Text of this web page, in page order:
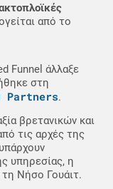
από το
Funnel άλλαξε
στη
Partners.
βρετανικών και
τις αρχές της
υπηρεσίας, η
τη Νήσο Γουάιτ.